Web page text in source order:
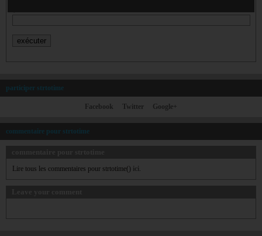
participer strtotime
Facebook Twitter Google+
commentaire pour strtotime
Lire tous les commentaires pour strtotime() ici.